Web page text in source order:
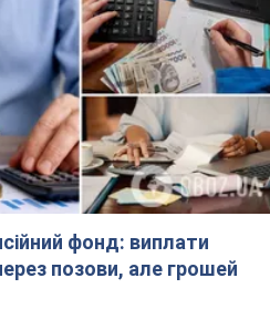
фонд: виплати
позови, але грошей